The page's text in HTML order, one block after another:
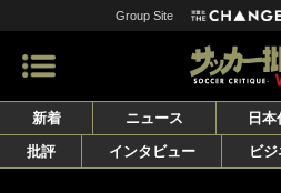
Group Site
新着 ニュース 日
批評
インタビュー ビ